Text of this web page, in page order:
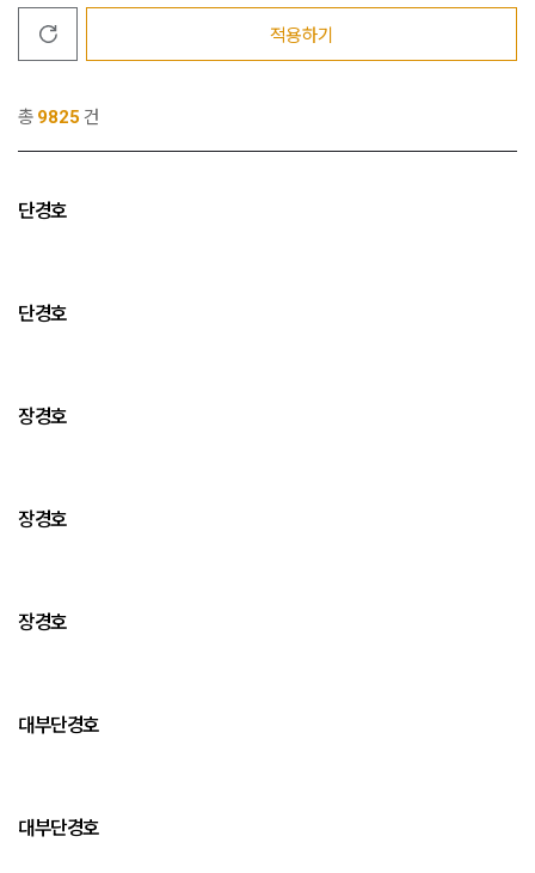
총 9825 건
단경호
단경호
장경호
장경호
장경호
대부단경호
대부단경호
적용하기